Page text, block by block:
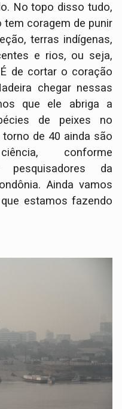
No topo disso tudo,
coragem de punir
terras indígenas,
e rios, ou seja,
de cortar o coração
chegar nessas
que ele abriga a
de peixes no
de 40 ainda são
conforme
da
Ainda vamos
estamos fazendo